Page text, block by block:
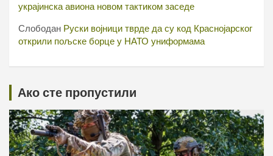
украјинска авиона новом тактиком заседе
Слободан Руски војници тврде да су код Краснојарског
открили пољске борце у НАТО униформама
Ако сте пропустили